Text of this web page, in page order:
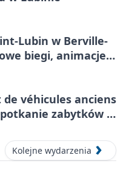
Lubin w Berville-
biegi, animacje i
véhicules anciens
zabytków i
Kolejne wydarzenia